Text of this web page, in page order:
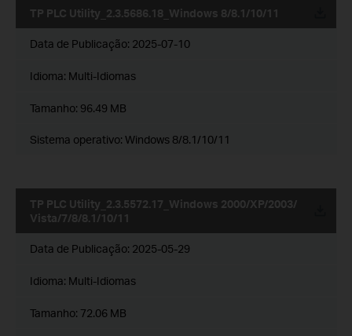
TP PLC Utility_2.3.5686.18_Windows 8/8.1/10/11
Data de Publicação: 2025-07-10
Idioma: Multi-Idiomas
Tamanho: 96.49 MB
Sistema operativo: Windows 8/8.1/10/11
TP PLC Utility_2.3.5572.17_Windows 2000/XP/2003/
Vista/7/8/8.1/10/11
Data de Publicação: 2025-05-29
Idioma: Multi-Idiomas
Tamanho: 72.06 MB